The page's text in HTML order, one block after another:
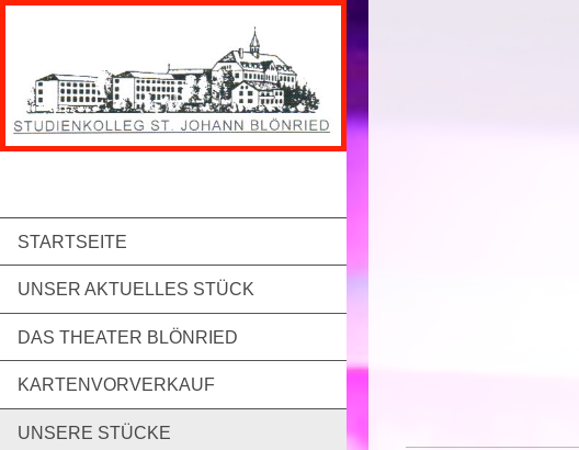
STARTSEITE
UNSER AKTUELLES STÜCK
DAS THEATER BLÖNRIED
KARTENVORVERKAUF
UNSERE STÜCKE